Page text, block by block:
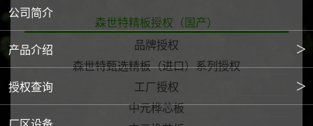
公司简介
产品介绍 ＞
刨花板系列
密度板系列
授权查询 ＞
森世特精板授权（国产）
森世特精板授权（国产）
品牌授权
森世特甄选精板（进口）系列授权
工厂授权
中元桦芯板